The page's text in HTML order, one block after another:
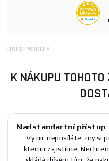
DALŠÍ MODELY
K NÁKUPU
Nadstandartní přístup
Vy nic neposíláte, my si
kterou zajistíme.